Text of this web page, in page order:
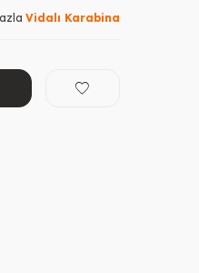
Vidalı Karabina